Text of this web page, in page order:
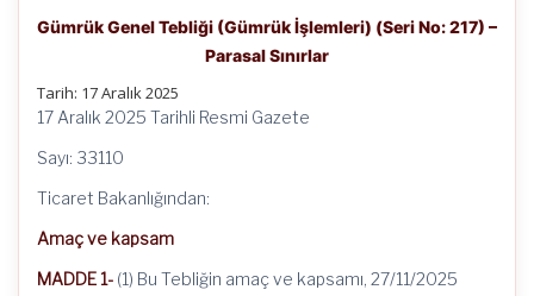
Gümrük Genel Tebliği (Gümrük İşlemleri) (Seri No: 217) –
Parasal Sınırlar
Tarih: 17 Aralık 2025
17 Aralık 2025 Tarihli Resmi Gazete
Sayı: 33110
Ticaret Bakanlığından:
Amaç ve kapsam
MADDE 1- (1) Bu Tebliğin amaç ve kapsamı, 27/11/2025